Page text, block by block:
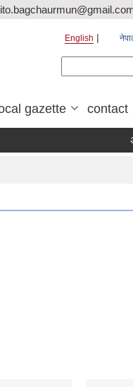
English
gazette contact